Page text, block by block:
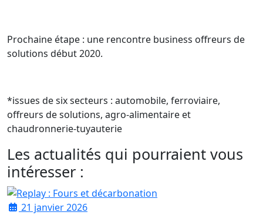
Prochaine étape : une rencontre business offreurs de
solutions début 2020.
*issues de six secteurs : automobile, ferroviaire,
offreurs de solutions, agro-alimentaire et
chaudronnerie-tuyauterie
Les actualités qui pourraient vous
intéresser :
21 janvier 2026